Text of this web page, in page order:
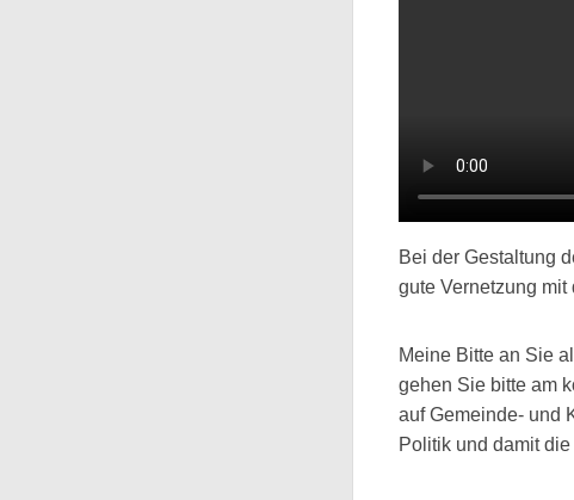
Bei der Gestaltung
gute Vernetzung
Meine Bitte an Sie
gehen Sie bitte am
auf Gemeinde- und
Politik und damit